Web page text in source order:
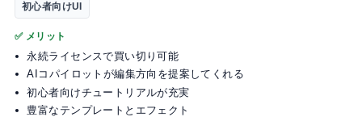
初心者向けUI
✅ メリット
永続ライセンスで買い切り可能
AIコパイロットが編集方向を提案してくれる
初心者向けチュートリアルが充実
豊富なテンプレートとエフェクト